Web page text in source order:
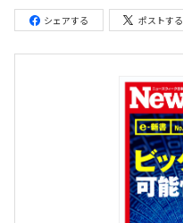
シェアする ポストする